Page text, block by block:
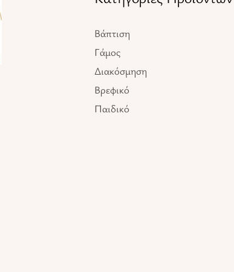
Βάπτιση
Γάμος
Διακόσμηση
Βρεφικό
Παιδικό